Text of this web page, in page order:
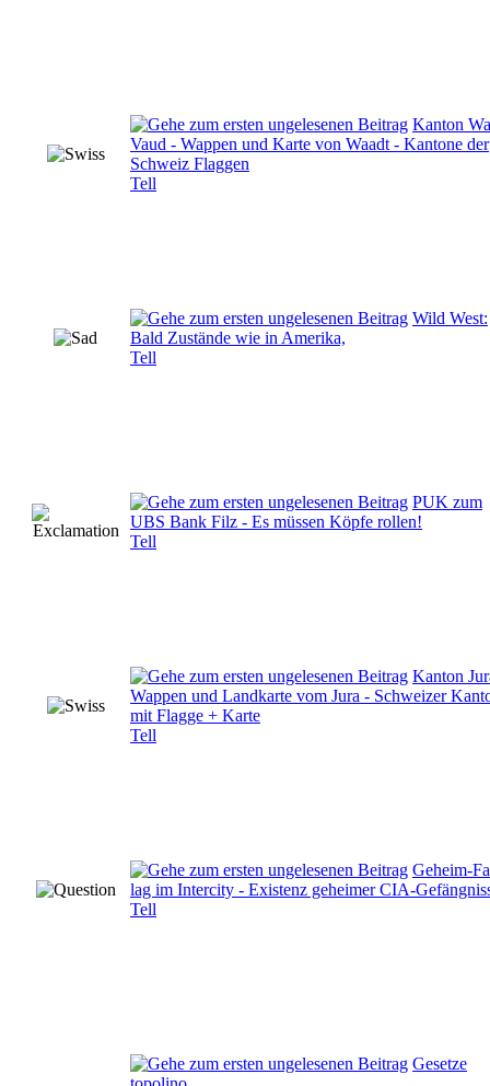
Kanton
Vaud - Wappen und Karte von Waadt - Kantone der
Schweiz Flaggen
Tell
Wild West:
Bald Zustände wie in Amerika,
Tell
PUK zum
UBS Bank Filz - Es müssen Köpfe rollen!
Tell
Kanton
Wappen und Landkarte vom Jura - Schweizer
mit Flagge + Karte
Tell
Geheim-
lag im Intercity - Existenz geheimer CIA-
Tell
Gesetze